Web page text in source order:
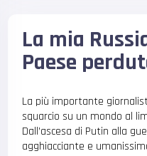
La mia
Paese
La più importante
squarcio su un mondo al
Dall’ascesa di Putin alla
agghiacciante e